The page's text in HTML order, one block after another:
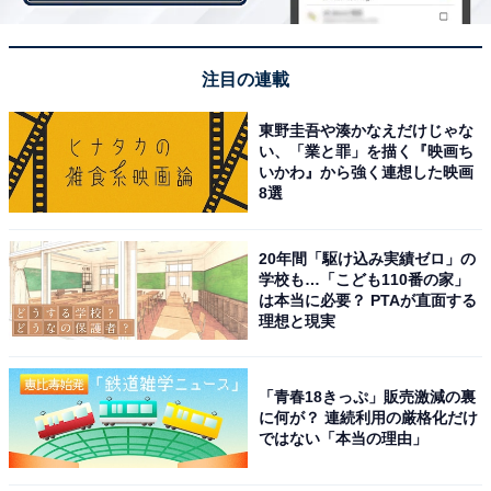
「海一望絶景の宿 いなとり荘」は全室オーシャン
注目の連載
東野圭吾や湊かなえだけじゃな
い、「業と罪」を描く『映画ち
いかわ』から強く連想した映画
8選
20年間「駆け込み実績ゼロ」の
学校も…「こども110番の家」
は本当に必要？ PTAが直面する
理想と現実
「青春18きっぷ」販売激減の裏
に何が？ 連続利用の厳格化だけ
ではない「本当の理由」